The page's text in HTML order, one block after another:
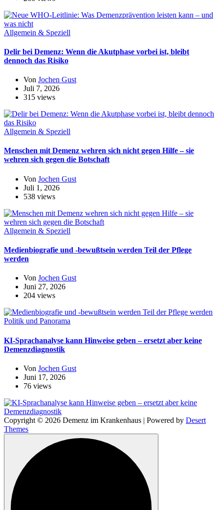
Allgemein & Speziell
Delir bei Demenz: Wenn die Akutphase vorbei ist, bleibt
dennoch das Risiko
Von Jochen Gust
Juli 7, 2026
315 views
Allgemein & Speziell
Menschen mit Demenz wehren sich nicht gegen Hilfe – sie
wehren sich gegen die Botschaft
Von Jochen Gust
Juli 1, 2026
538 views
Allgemein & Speziell
Medienbiografie und -bewußtsein werden Teil der Pflege
werden
Von Jochen Gust
Juni 27, 2026
204 views
Politik und Panorama
KI-Sprachanalyse kann Hinweise geben – ersetzt aber keine
Demenzdiagnostik
Von Jochen Gust
Juni 17, 2026
76 views
Copyright © 2026 Demenz im Krankenhaus | Powered by Desert
Themes